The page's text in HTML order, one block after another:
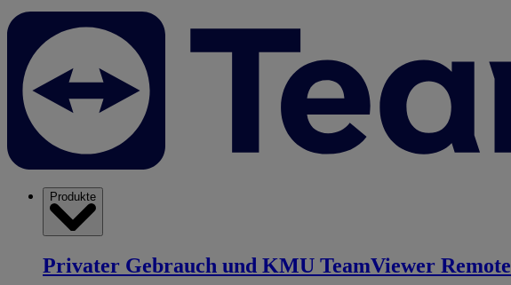
Produkte
Privater Gebrauch und KMU TeamViewer Remote